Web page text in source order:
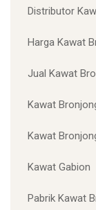
Distributor
Harga Kawat
Jual Kawat
Kawat
Kawat
Kawat Gabion
Pabrik Kawat